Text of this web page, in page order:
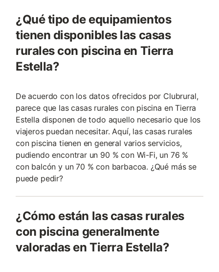
¿Qué tipo de equipamientos
tienen disponibles las casas
rurales con piscina en Tierra
Estella?
De acuerdo con los datos ofrecidos por Clubrural,
parece que las casas rurales con piscina en Tierra
Estella disponen de todo aquello necesario que los
viajeros puedan necesitar. Aquí, las casas rurales
con piscina tienen en general varios servicios,
pudiendo encontrar un 90 % con Wi-Fi, un 76 %
con balcón y un 70 % con barbacoa. ¿Qué más se
puede pedir?
¿Cómo están las casas rurales
con piscina generalmente
valoradas en Tierra Estella?